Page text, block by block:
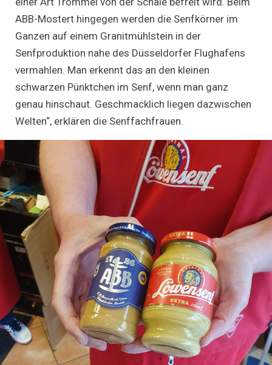
ABB-Mostert hingegen werden die Senfkörner im
Ganzen auf einem Granitmühlstein in der
Senfproduktion nahe des Düsseldorfer Flughafens
vermahlen. Man erkennt das an den kleinen
schwarzen Pünktchen im Senf, wenn man ganz
genau hinschaut. Geschmacklich liegen dazwischen
Welten“, erklären die Senffachfrauen.